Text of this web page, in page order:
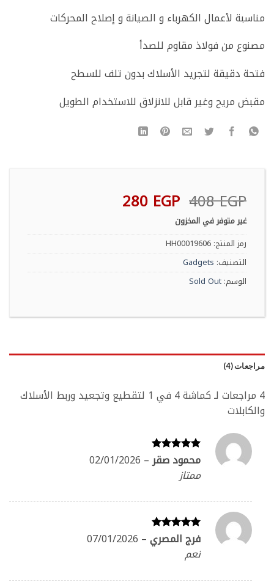
مناسبة لأعمال الكهرباء و الصيانة و إصلاح المحركات
مصنوع من فولاذ مقاوم للصدأ
فتحة دقيقة لتجريد الأسلاك بدون تلف للسطح
مقبض مريح وغير قابل للانزلاق للاستخدام الطويل
408EGP السعر
الأصلي
هو:
408 EGP.
280EGP السعر
الحالي
هو:
غير متوفر في المخزون
رمز المنتج:HH00019606
التصنيف:Gadgets
الوسم:Sold Out
مراجعات (4)
كماشة 4 في 1 لتقطيع وتجعيد وربط الأسلاك
والكابلات
تم التقييم
من 5
محمود صقر–
02/01/2026
ممتاز
تم التقييم
من 5
فرج المصري–
07/01/2026
نعم